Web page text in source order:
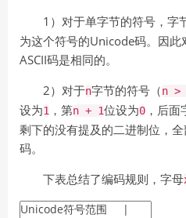
1）对于单字节的符号，字
为这个符号的Unicode码。因
ASCII码是相同的。
2）对于n字节的符号（n >
设为1 ，第n + 1位设为0 ，后
剩下的没有提及的二进制位，
码。
下表总结了编码规则，字母